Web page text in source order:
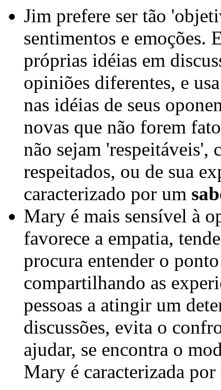
Jim prefere ser tão
sentimentos e emoções.
próprias idéias em
opiniões diferentes, e
nas idéias de seus
novas que não forem
não sejam 'respeitáveis',
respeitados, ou de sua
caracterizado por um
Mary é mais sensível à
favorece a empatia,
procura entender o
compartilhando as
pessoas a atingir um
discussões, evita o
ajudar, se encontra o
Mary é caracterizada